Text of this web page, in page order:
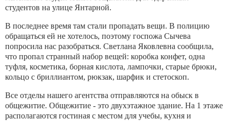
студентов на улице Янтарной.
В последнее время там стали пропадать вещи. В полицию
обращаться ей не хотелось, поэтому госпожа Сычева
попросила нас разобраться. Светлана Яковлевна сообщила,
что пропал странный набор вещей: коробка конфет, одна
туфля, косметика, борная кислота, лампочки, старые брюки,
кольцо с бриллиантом, рюкзак, шарфик и стетоскоп.
Все отделы нашего агентства отправляются на обыск в
общежитие. Общежитие - это двухэтажное здание. На 1 этаже
располагаются гостиная с местом для учебы, кухня и